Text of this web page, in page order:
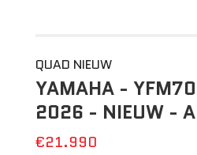
QUAD NIEUW
YAMAHA -
2026 - NIEUW -
€21.990